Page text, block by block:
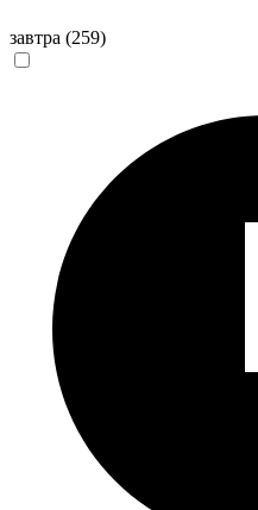
завтра (259)